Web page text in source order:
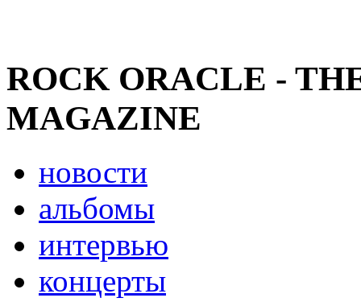
ROCK ORACLE -
MAGAZINE
новости
альбомы
интервью
концерты